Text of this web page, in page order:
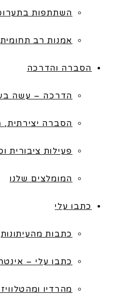
השתתפות
אמנות רב תחומית
הסברה והדרכה
הדרכה – עשה
הסברה יצירתית,
פעילות ציבורית
המומלצים שלנו
כתבו עלי
כתבות מהעיתונות
כתבו עלי –
מהרדיו